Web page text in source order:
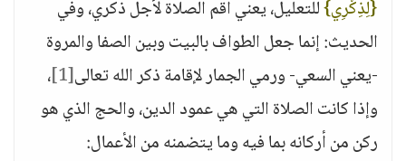
{لِذِكْرِي}للتعليل، يعني أقم الصلاة لأجل ذكري، وفي
الحديث: إنما جعل الطواف بالبيت وبين الصفا والمروة
-يعني السعي- ورمي الجمار لإقامة ذكر الله تعالى[1] ،
وإذا كانت الصلاة التي هي عمود الدين، والحج الذي هو
ركن من أركانه بما فيه وما يتضمنه من الأعمال: